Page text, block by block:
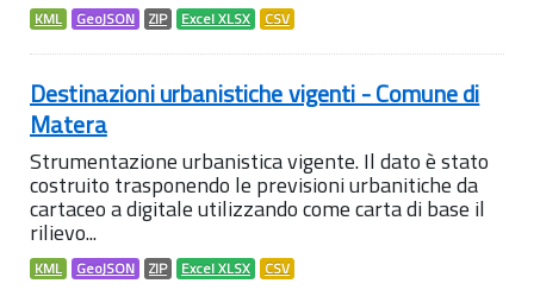
KML GeoJSON ZIP Excel XLSX CSV
Destinazioni urbanistiche vigenti - Comune di
Matera
Strumentazione urbanistica vigente. Il dato è stato
costruito trasponendo le previsioni urbanitiche da
cartaceo a digitale utilizzando come carta di base il
rilievo...
KML GeoJSON ZIP Excel XLSX CSV